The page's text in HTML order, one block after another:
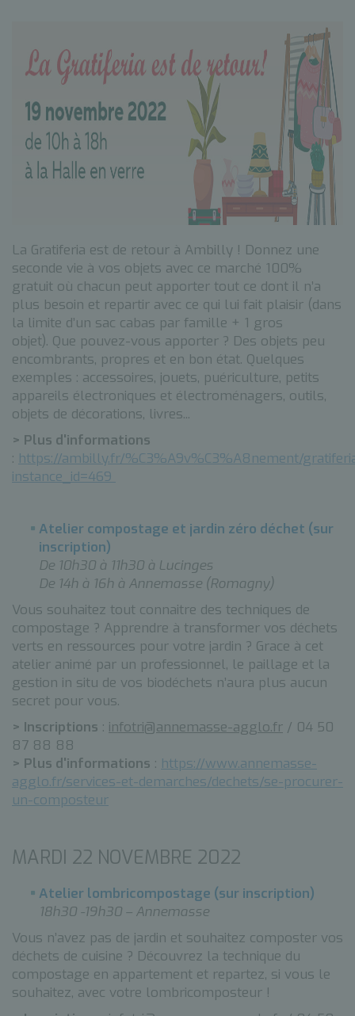
La Gratiferia est de retour à Ambilly ! Donnez une
seconde vie à vos objets avec ce marché 100%
gratuit où chacun peut apporter tout ce dont il n’a
plus besoin et repartir avec ce qui lui fait plaisir (dans
la limite d’un sac cabas par famille + 1 gros
objet). Que pouvez-vous apporter ? Des objets peu
encombrants, propres et en bon état. Quelques
exemples : accessoires, jouets, puériculture, petits
appareils électroniques et électroménagers, outils,
objets de décorations, livres...
> Plus d'informations
: https://ambilly.fr/%C3%A9v%C3%A8nement/
instance_id=469
Atelier compostage et jardin zéro déchet (sur
inscription)
De 10h30 à 11h30 à Lucinges
De 14h à 16h à Annemasse (Romagny)
Vous souhaitez tout connaitre des techniques de
compostage ? Apprendre à transformer vos déchets
verts en ressources pour votre jardin ? Grace à cet
atelier animé par un professionnel, le paillage et la
gestion in situ de vos biodéchets n’aura plus aucun
secret pour vous.
> Inscriptions : infotri@annemasse-agglo.fr / 04 50
87 88 88
> Plus d'informations : https://www.annemasse-
agglo.fr/services-et-demarches/dechets/se-procurer-
un-composteur
MARDI 22 NOVEMBRE 2022
Atelier lombricompostage (sur inscription)
18h30 -19h30 – Annemasse
Vous n’avez pas de jardin et souhaitez composter vos
déchets de cuisine ? Découvrez la technique du
compostage en appartement et repartez, si vous le
souhaitez, avec votre lombricomposteur !